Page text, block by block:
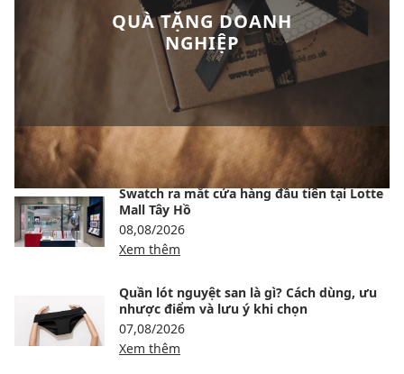
QUÀ TẶNG DOANH
NGHIỆP
BÀI VIẾT NỔI BẬT
Swatch ra mắt cửa hàng đầu tiên tại Lotte
Mall Tây Hồ
08,08/2026
Xem thêm
Quần lót nguyệt san là gì? Cách dùng, ưu
nhược điểm và lưu ý khi chọn
07,08/2026
Xem thêm